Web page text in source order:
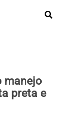
manejo
preta e